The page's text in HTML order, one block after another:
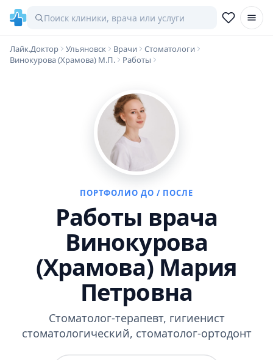
Лайк.Доктор Ульяновск Врачи
Стоматологи
Винокурова (Храмова) М.П.
Работы
ПОРТФОЛИО ДО / ПОСЛЕ
Работы врача
Винокурова
(Храмова) Мария
Петровна
Стоматолог-терапевт, гигиенист
стоматологический, стоматолог-ортодонт